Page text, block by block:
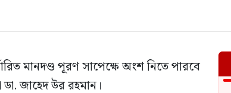
মানদণ্ড পূরণ সাপেক্ষে অংশ নিতে পারবে
ডা. জাহেদ উর রহমান।